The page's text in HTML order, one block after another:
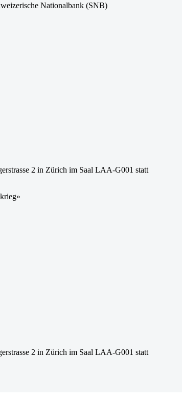
Nationalbank (SNB)
2 in Zürich im Saal LAA-G001 statt
2 in Zürich im Saal LAA-G001 statt